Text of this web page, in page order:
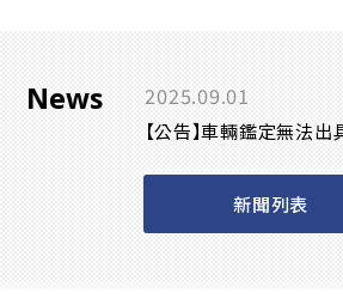
News 2025.09.01
【公告】車輛鑑定無法
新聞列表